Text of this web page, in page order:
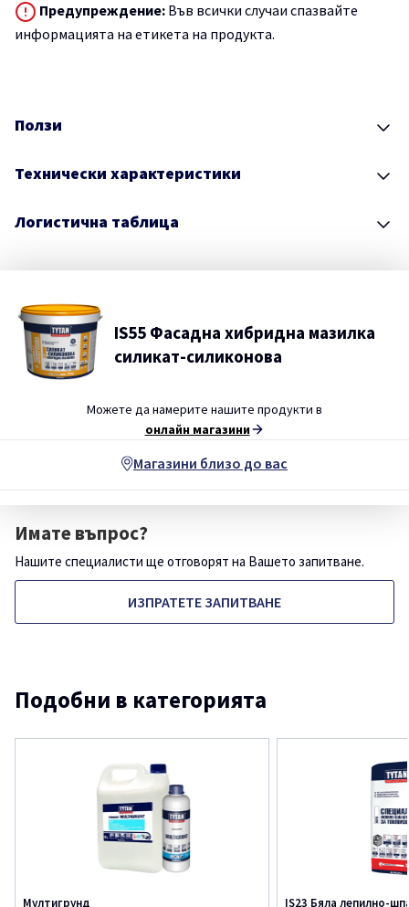
Предупреждение: Във всички случаи спазвайте
информацията на етикета на продукта.
Ползи
Технически характеристики
Логистична таблица
IS55 Фасадна хибридна мазилка
силикат-силиконова
Можете да намерите нашите продукти в
онлайн магазини
Магазини близо до вас
Имате въпрос?
Нашите специалисти ще отговорят на Вашето запитване.
ИЗПРАТЕТЕ ЗАПИТВАНЕ
Подобни в категорията
Мултигрунд IS23 Бяла лепилно-